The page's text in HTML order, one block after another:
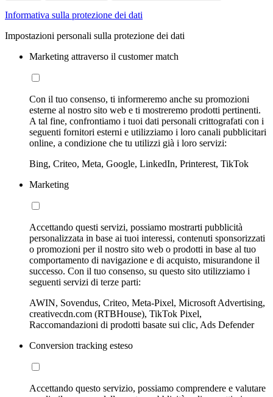
Informativa sulla protezione dei dati
Impostazioni personali sulla protezione dei dati
Marketing attraverso il customer match
Con il tuo consenso, ti informeremo anche su promozioni
esterne al nostro sito web e ti mostreremo prodotti pertinenti.
A tal fine, confrontiamo i tuoi dati personali crittografati con i
seguenti fornitori esterni e utilizziamo i loro canali pubblicitari
online, a condizione che tu utilizzi già i loro servizi:
Bing, Criteo, Meta, Google, LinkedIn, Printerest, TikTok
Marketing
Accettando questi servizi, possiamo mostrarti pubblicità
personalizzata in base ai tuoi interessi, contenuti sponsorizzati
o promozioni per il nostro sito web o prodotti in base al tuo
comportamento di navigazione e di acquisto, misurandone il
successo. Con il tuo consenso, su questo sito utilizziamo i
seguenti servizi di terze parti:
AWIN, Sovendus, Criteo, Meta-Pixel, Microsoft Advertising,
creativecdn.com (RTBHouse), TikTok Pixel,
Raccomandazioni di prodotti basate sui clic, Ads Defender
Conversion tracking esteso
Accettando questo servizio, possiamo comprendere e valutare